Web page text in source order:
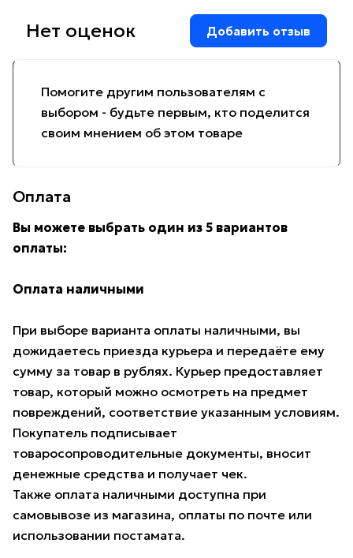
Помогите другим пользователям с
выбором - будьте первым, кто поделится
своим мнением об этом товаре
Нет оценок Добавить отзыв
Оплата
Вы можете выбрать один из 5 вариантов
оплаты:
Оплата наличными
При выборе варианта оплаты наличными, вы
дожидаетесь приезда курьера и передаёте ему
сумму за товар в рублях. Курьер предоставляет
товар, который можно осмотреть на предмет
повреждений, соответствие указанным условиям.
Покупатель подписывает
товаросопроводительные документы, вносит
денежные средства и получает чек.
Также оплата наличными доступна при
самовывозе из магазина, оплаты по почте или
использовании постамата.